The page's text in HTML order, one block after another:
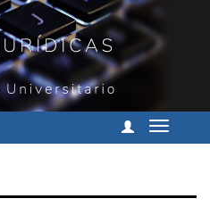
Cambiar